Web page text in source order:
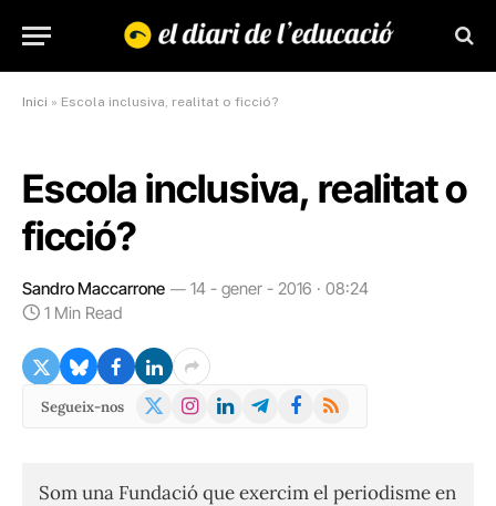
Inici » Escola inclusiva, realitat o ficció?
Escola inclusiva, realitat o
ficció?
Sandro Maccarrone
14 - gener - 2016 · 08:24
1 Min Read
Segueix-nos
X
Instagram
LinkedInTelegramFacebook
RSS
Som una Fundació que exercim el periodisme en